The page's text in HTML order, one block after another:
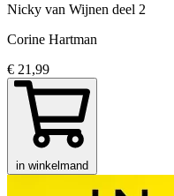
Nicky van Wijnen deel 2
Corine Hartman
€ 21,99
in winkelmand